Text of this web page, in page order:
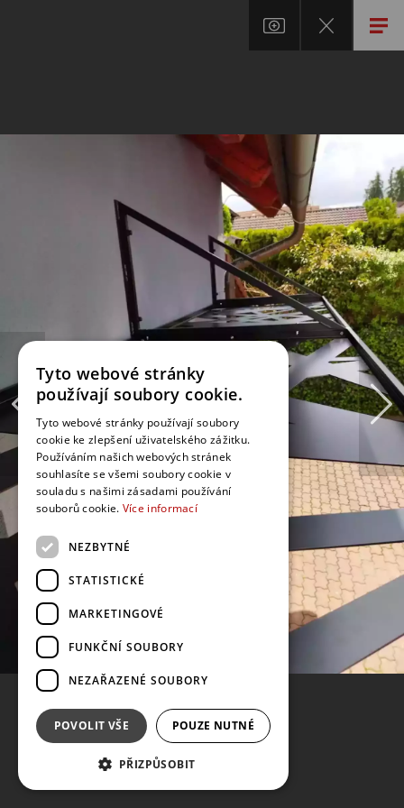
Tyto webové stránky
používají soubory cookie.
Tyto webové stránky používají soubory
cookie ke zlepšení uživatelského zážitku.
Používáním našich webových stránek
souhlasíte se všemi soubory cookie v
souladu s našimi zásadami používání
souborů cookie. Více informací
NEZBYTNÉ
STATISTICKÉ
MARKETINGOVÉ
FUNKČNÍ SOUBORY
NEZAŘAZENÉ SOUBORY
POVOLIT VŠE POUZE NUTNÉ
PŘIZPŮSOBIT